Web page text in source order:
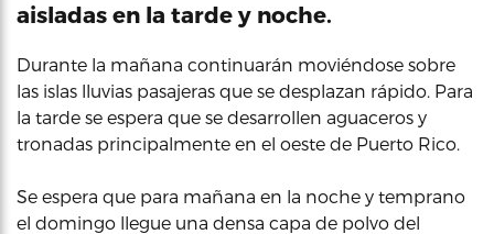
aisladas en la tarde y noche.
Durante la mañana continuarán moviéndose sobre
las islas lluvias pasajeras que se desplazan rápido. Para
la tarde se espera que se desarrollen aguaceros y
tronadas principalmente en el oeste de Puerto Rico.
Se espera que para mañana en la noche y temprano
el domingo llegue una densa capa de polvo del